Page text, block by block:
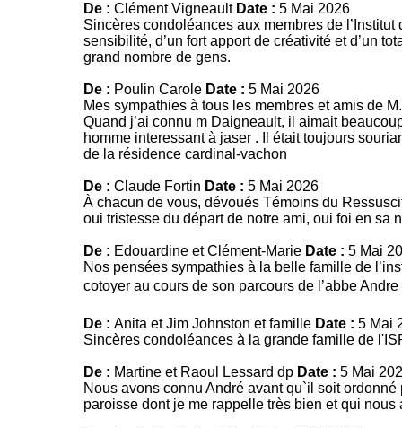
De : Clément Vigneault Date : 5 Mai 2026
Sincères condoléances aux membres de
sensibilité, d’un fort apport de créativité et d’un
grand nombre de gens.
De : Poulin Carole Date : 5 Mai 2026
Mes sympathies à tous les membres et amis de
Quand j’ai connu m Daigneault, il aimait
homme interessant à jaser . Il était toujours
de la résidence cardinal-vachon
De : Claude Fortin Date : 5 Mai 2026
À chacun de vous, dévoués Témoins du
oui tristesse du départ de notre ami, oui foi en sa
De : Edouardine et Clément-Marie Date : 5 Mai
Nos pensées sympathies à la belle famille de
cotoyer au cours de son parcours de l’abbe
De : Anita et Jim Johnston et famille Date : 5 Mai
Sincères condoléances à la grande famille de
De : Martine et Raoul Lessard dp Date : 5 Mai
Nous avons connu André avant qu`il soit
paroisse dont je me rappelle très bien et qui